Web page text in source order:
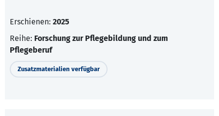
Erschienen: 2025
Reihe: Forschung zur Pflegebildung und zum
Pflegeberuf
Zusatzmaterialien verfügbar